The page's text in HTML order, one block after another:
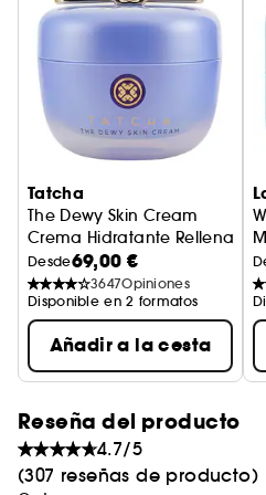
Tatcha
The Dewy Skin Cream
Crema Hidratante
Desde69,00 €
3647Opiniones
Disponible en 2 formatos
Añadir a la cesta
Reseña del producto
4.7/5
(307 reseñas de producto)